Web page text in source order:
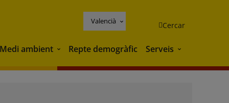
Valencià Cercar
Medi ambient Medi ambient
Repte demogràfic Serveis Serveis